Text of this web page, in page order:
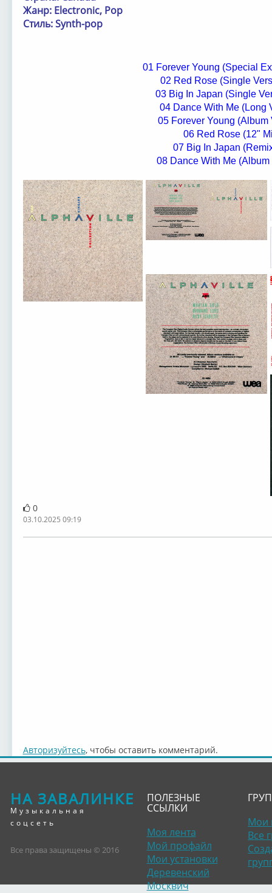
Жанр: Electronic, Pop
Стиль: Synth-pop
01 Forever Young (Special
02 Red Rose (Single
03 Big In Japan (Single
04 Dance With Me (Long
05 Forever Young (Album
06 Red Rose (12"
07 Big In Japan
08 Dance With Me (Album
0
03.10.2025 09:19
Авторизуйтесь, чтобы оставить комментарий.
НА ЗАВАЛИНКЕ
Музыкальная
соцсеть
Все права защищены © 2016
ПОЛЕЗНЫЕ
ССЫЛКИ
Моя лента
Мой профайл
Мои установки
Деревенский
Москвич
Мои
Все